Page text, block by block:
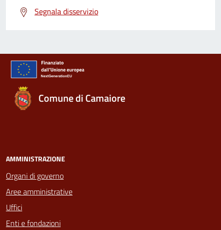
Segnala disservizio
Comune di Camaiore
AMMINISTRAZIONE
Organi di governo
Aree amministrative
Uffici
Enti e fondazioni